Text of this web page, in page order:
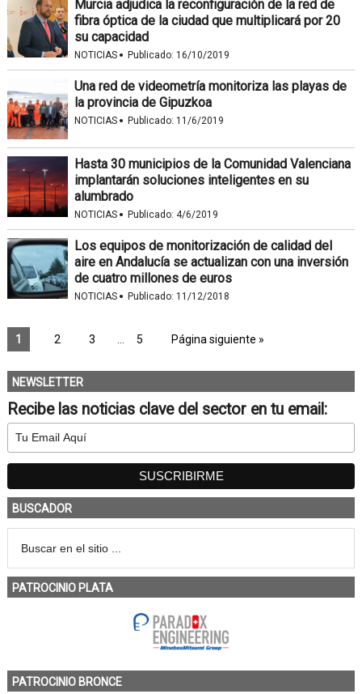
Murcia adjudica la reconfiguración de la red de
fibra óptica de la ciudad que multiplicará por 20
su capacidad
NOTICIAS · Publicado: 16/10/2019
Una red de videometría monitoriza las playas de
la provincia de Gipuzkoa
NOTICIAS · Publicado: 11/6/2019
Hasta 30 municipios de la Comunidad Valenciana
implantarán soluciones inteligentes en su
alumbrado
NOTICIAS · Publicado: 4/6/2019
Los equipos de monitorización de calidad del
aire en Andalucía se actualizan con una inversión
de cuatro millones de euros
NOTICIAS · Publicado: 11/12/2018
1 2 3 5 Página siguiente »
NEWSLETTER
Recibe las noticias clave del sector en tu email:
BUSCADOR
PATROCINIO PLATA
PATROCINIO BRONCE